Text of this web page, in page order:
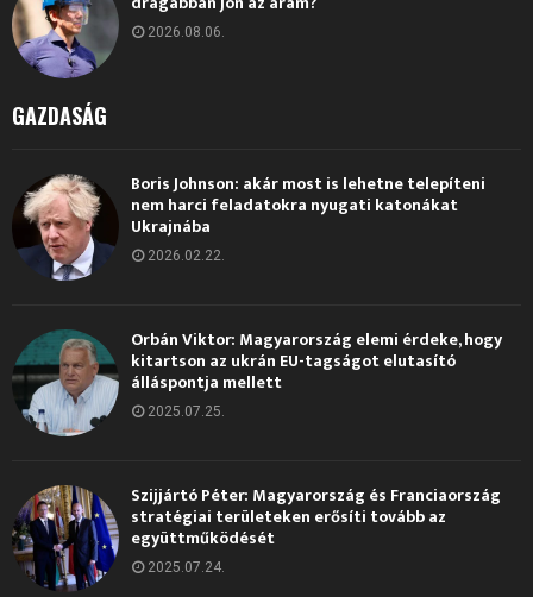
2026.08.06.
GAZDASÁG
Boris Johnson: akár most is lehetne telepíteni
nem harci feladatokra nyugati katonákat
Ukrajnába
2026.02.22.
Orbán Viktor: Magyarország elemi érdeke, hogy
kitartson az ukrán EU-tagságot elutasító
álláspontja mellett
2025.07.25.
Szijjártó Péter: Magyarország és Franciaország
stratégiai területeken erősíti tovább az
együttműködését
2025.07.24.